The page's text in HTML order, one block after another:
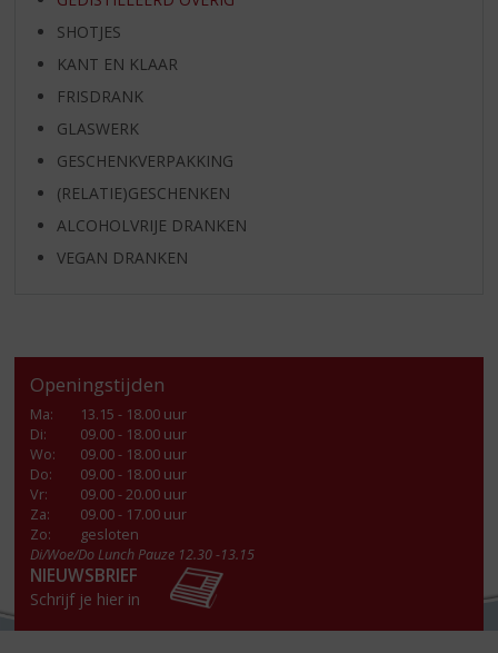
SHOTJES
KANT EN KLAAR
FRISDRANK
GLASWERK
GESCHENKVERPAKKING
(RELATIE)GESCHENKEN
ALCOHOLVRIJE DRANKEN
VEGAN DRANKEN
Openingstijden
Ma:
13.15 - 18.00 uur
Di:
09.00 - 18.00 uur
Wo:
09.00 - 18.00 uur
Do:
09.00 - 18.00 uur
Vr:
09.00 - 20.00 uur
Za:
09.00 - 17.00 uur
Zo:
gesloten
Di/Woe/Do Lunch Pauze 12.30 -13.15
NIEUWSBRIEF
Schrijf je hier in